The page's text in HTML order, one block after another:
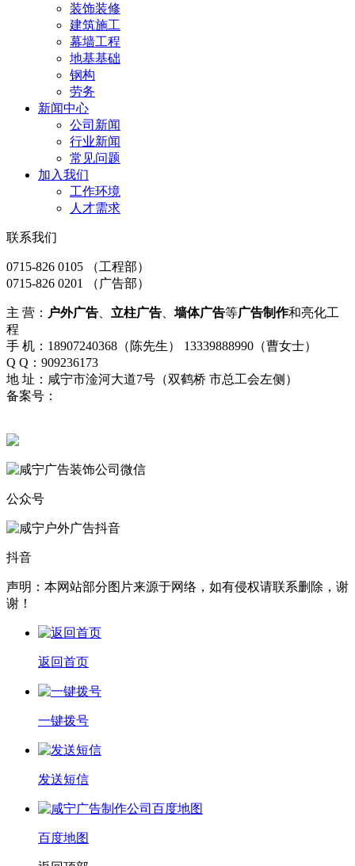
装饰装修
建筑施工
幕墙工程
地基基础
钢构
劳务
新闻中心
公司新闻
行业新闻
常见问题
加入我们
工作环境
人才需求
联系我们
0715-826 0105
（工程部）
0715-826 0201
（广告部）
主 营： 户外广告 立柱广告 墙体广告等广告制作和亮化工
程
手 机：18907240368（陈先生） 13339888990（曹女士）
Q Q：909236173
地 址：咸宁市淦河大道7号（双鹤桥 市总工会左侧）
备案号：
公众号
抖音
声明：本网站部分图片来源于网络，如有侵权请联系删除，谢
谢！
返回首页
一键拨号
发送短信
百度地图